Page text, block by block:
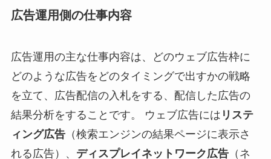
広告運用側の仕事内容
広告運用の主な仕事内容は、どのウェブ広告枠に
どのような広告をどのタイミングで出すかの戦略
を立て、広告配信の入札をする、配信した広告の
結果分析をすることです。 ウェブ広告には リステ
ィング広告（検索エンジンの結果ページに表示さ
れる広告）、 ディスプレイネットワーク広告（ネ